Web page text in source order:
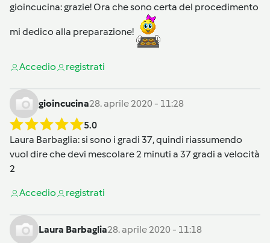
gioincucina: grazie! Ora che sono certa del procedimento
mi dedico alla preparazione!
Accedio registrati
gioincucina28. aprile 2020 - 11:28
5.0
Laura Barbaglia: si sono i gradi 37, quindi riassumendo
vuol dire che devi mescolare 2 minuti a 37 gradi a velocità
2
Accedio registrati
Laura Barbaglia28. aprile 2020 - 11:18